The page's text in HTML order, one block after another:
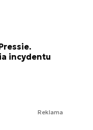
incydentu
Reklama